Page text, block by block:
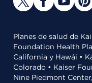
Planes de salud de
Foundation Health
California y Hawái •
Colorado • Kaiser
Nine Piedmont